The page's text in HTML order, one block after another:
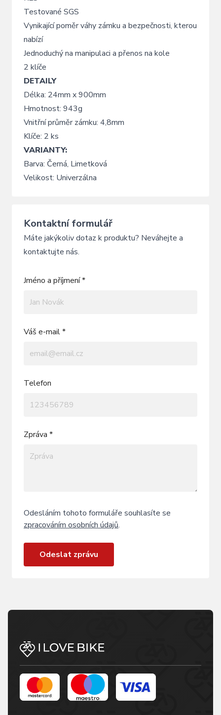
Testované SGS
Vynikající poměr váhy zámku a bezpečnosti, kterou
nabízí
Jednoduchý na manipulaci a přenos na kole
2 klíče
DETAILY
Délka: 24mm x 900mm
Hmotnost: 943g
Vnitřní průměr zámku: 4,8mm
Klíče: 2 ks
VARIANTY:
Barva: Černá, Limetková
Velikost: Univerzálna
Kontaktní formulář
Máte jakýkoliv dotaz k produktu? Neváhejte a
kontaktujte nás.
Jméno a příjmení *
Váš e-mail *
Telefon
Zpráva *
Odesláním tohoto formuláře souhlasíte se
zpracováním osobních údajů.
Odeslat zprávu